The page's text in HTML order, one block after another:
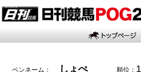
ペンネーム： しょぺ 順位：